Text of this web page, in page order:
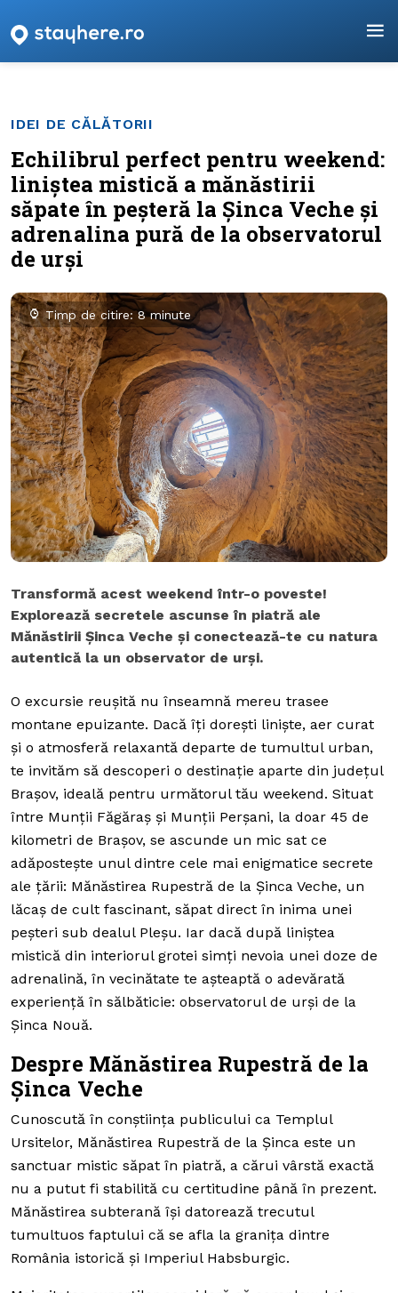
IDEI DE CĂLĂTORII
Echilibrul perfect pentru weekend:
liniștea mistică a mănăstirii
săpate în peșteră la Șinca Veche și
adrenalina pură de la observatorul
de urși
Timp de citire: 8 minute
Transformă acest weekend într-o poveste!
Explorează secretele ascunse în piatră ale
Mănăstirii Șinca Veche și conectează-te cu natura
autentică la un observator de urși.
O excursie reușită nu înseamnă mereu trasee
montane epuizante. Dacă îți dorești liniște, aer curat
și o atmosferă relaxantă departe de tumultul urban,
te invităm să descoperi o destinație aparte din județul
Brașov, ideală pentru următorul tău weekend. Situat
între Munții Făgăraș și Munții Perșani, la doar 45 de
kilometri de Brașov, se ascunde un mic sat ce
adăpostește unul dintre cele mai enigmatice secrete
ale țării: Mănăstirea Rupestră de la Șinca Veche, un
lăcaș de cult fascinant, săpat direct în inima unei
peșteri sub dealul Pleșu. Iar dacă după liniștea
mistică din interiorul grotei simți nevoia unei doze de
adrenalină, în vecinătate te așteaptă o adevărată
experiență în sălbăticie: observatorul de urși de la
Șinca Nouă.
Despre Mănăstirea Rupestră de la
Șinca Veche
Cunoscută în conștiința publicului ca Templul
Ursitelor, Mănăstirea Rupestră de la Șinca este un
sanctuar mistic săpat în piatră, a cărui vârstă exactă
nu a putut fi stabilită cu certitudine până în prezent.
Mănăstirea subterană își datorează trecutul
tumultuos faptului că se afla la granița dintre
România istorică și Imperiul Habsburgic.